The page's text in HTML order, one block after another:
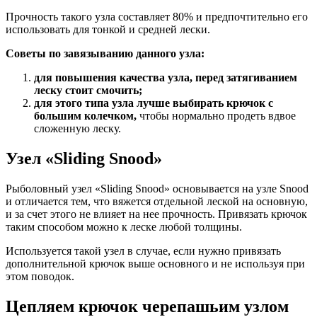
Прочность такого узла составляет 80% и предпочтительно его
использовать для тонкой и средней лески.
Советы по завязыванию данного узла:
для повышения качества узла, перед затягиванием
леску стоит смочить;
для этого типа узла лучше выбирать крючок с
большим колечком, чтобы нормально продеть вдвое
сложенную леску.
Узел «Sliding Snood»
Рыболовный узел «Sliding Snood» основывается на узле Snood
и отличается тем, что вяжется отдельной леской на основную,
и за счет этого не влияет на нее прочность. Привязать крючок
таким способом можно к леске любой толщины.
Используется такой узел в случае, если нужно привязать
дополнительной крючок выше основного и не используя при
этом поводок.
Цепляем крючок черепашьим узлом